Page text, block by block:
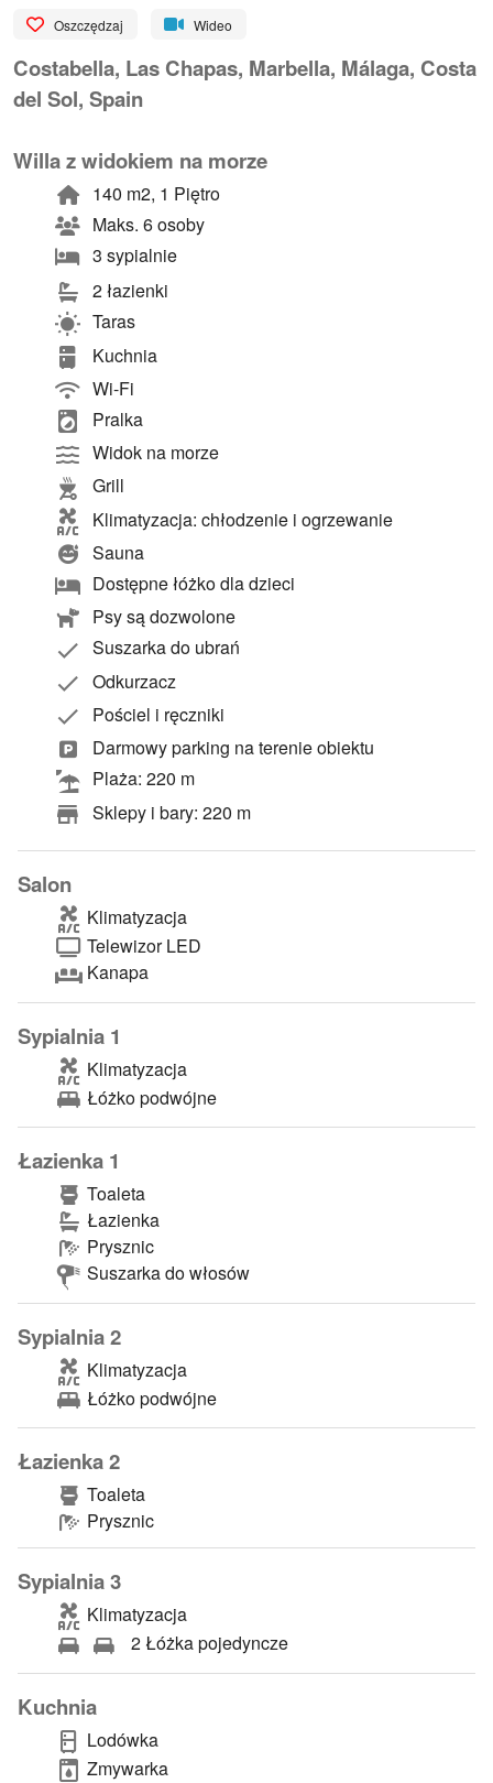
Oszczędzaj Wideo
Costabella, Las Chapas, Marbella, Málaga, Costa
del Sol, Spain
Willa z widokiem na morze
140 m2, 1 Piętro
Maks. 6 osoby
3 sypialnie
2 łazienki
Taras
Kuchnia
Wi-Fi
Pralka
Widok na morze
Grill
Klimatyzacja: chłodzenie i ogrzewanie
Sauna
Dostępne łóżko dla dzieci
Psy są dozwolone
Suszarka do ubrań
Odkurzacz
Pościel i ręczniki
Darmowy parking na terenie obiektu
Plaża: 220 m
Sklepy i bary: 220 m
Salon
Klimatyzacja
Telewizor LED
Kanapa
Sypialnia 1
Klimatyzacja
Łóżko podwójne
Łazienka 1
Toaleta
Łazienka
Prysznic
Suszarka do włosów
Sypialnia 2
Klimatyzacja
Łóżko podwójne
Łazienka 2
Toaleta
Prysznic
Sypialnia 3
Klimatyzacja
2 Łóżka pojedyncze
Kuchnia
Lodówka
Zmywarka